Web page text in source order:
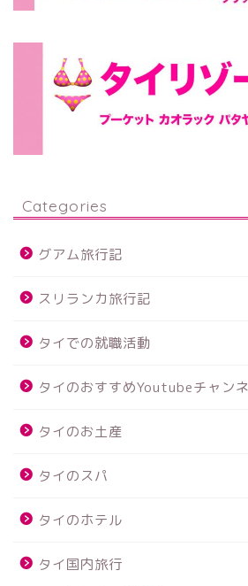
Categories
グアム旅行記
スリランカ旅行記
タイでの就職活動
タイのおすすめYoutubeチャン
タイのお土産
タイのスパ
タイのホテル
タイ国内旅行